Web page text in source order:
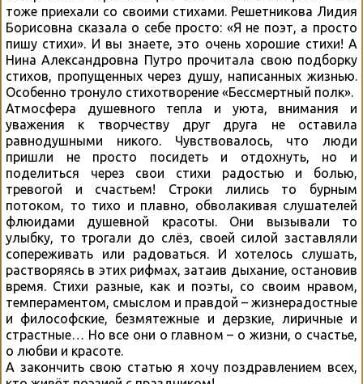
тоже приехали со своими стихами. Решетникова Лидия
Борисовна сказала о себе просто: «Я не поэт, а просто
пишу стихи». И вы знаете, это очень хорошие стихи! А
Нина Александровна Путро прочитала свою подборку
стихов, пропущенных через душу, написанных жизнью.
Особенно тронуло стихотворение «Бессмертный полк».
Атмосфера душевного тепла и уюта, внимания и
уважения к творчеству друг друга не оставила
равнодушными никого. Чувствовалось, что люди
пришли не просто посидеть и отдохнуть, но и
поделиться через свои стихи радостью и болью,
тревогой и счастьем! Строки лились то бурным
потоком, то тихо и плавно, обволакивая слушателей
флюидами душевной красоты. Они вызывали то
улыбку, то трогали до слёз, своей силой заставляли
сопереживать или радоваться. И хотелось слушать,
растворяясь в этих рифмах, затаив дыхание, остановив
время. Стихи разные, как и поэты, со своим нравом,
темпераментом, смыслом и правдой – жизнерадостные
и философские, безмятежные и дерзкие, лиричные и
страстные… Но все они о главном – о жизни, о счастье,
о любви и красоте.
А закончить свою статью я хочу поздравлением всех,